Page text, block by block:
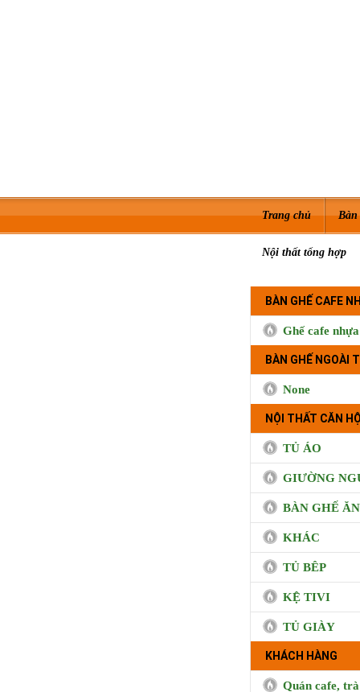
Trang chủ Bàn
Nội thất tổng hợp
BÀN GHẾ CAFE
Ghế cafe nhựa
BÀN GHẾ NGOÀI
None
NỘI THẤT CĂN
TỦ ÁO
GIƯỜNG
BÀN GHẾ ĂN
KHÁC
TỦ BÊP
KỆ TIVI
TỦ GIÀY
KHÁCH HÀNG
Quán cafe,